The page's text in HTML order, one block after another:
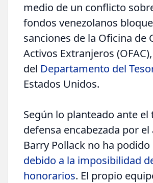
medio de un conflicto
fondos venezolanos
sanciones de la Oficina de
Activos Extranjeros (OFAC),
del Departamento del
Estados Unidos.
Según lo planteado ante el
defensa encabezada por
Barry Pollack no ha podido
debido a la imposibilidad
honorarios. El propio